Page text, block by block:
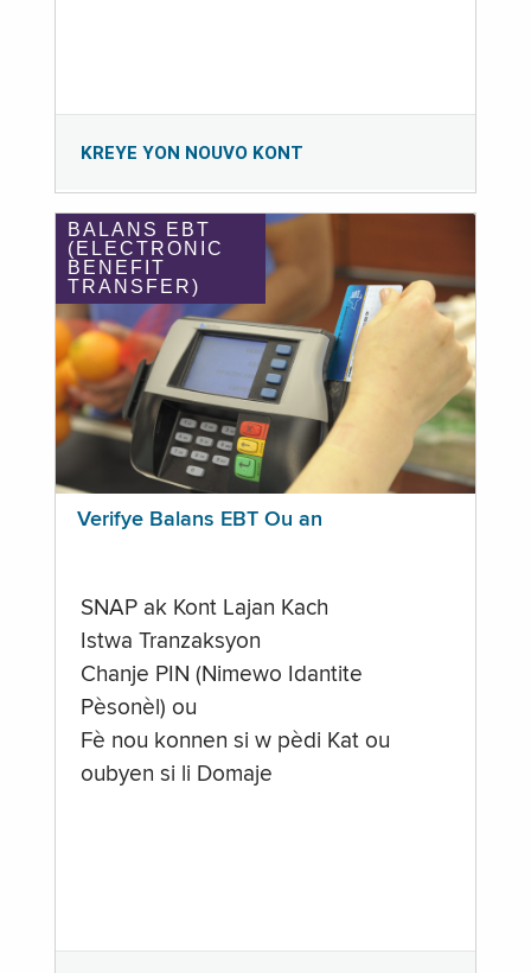
KREYE YON NOUVO KONT
BALANS EBT
(ELECTRONIC
BENEFIT
TRANSFER)
Verifye Balans EBT Ou an
SNAP ak Kont Lajan Kach
Istwa Tranzaksyon
Chanje PIN (Nimewo Idantite
Pèsonèl) ou
Fè nou konnen si w pèdi Kat ou
oubyen si li Domaje